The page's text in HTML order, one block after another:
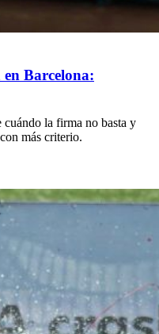
en Barcelona:
cuándo la firma no basta y
más criterio.